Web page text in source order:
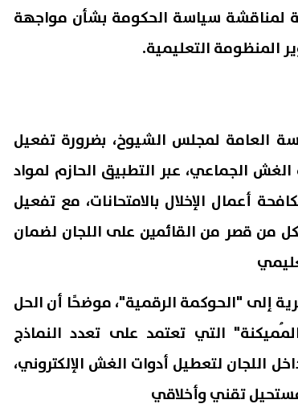
لمناقشة سياسة الحكومة بشأن مواجهة
المنظومة التعليمية.
العامة لمجلس الشيوخ، بضرورة تفعيل
الجماعي، عبر التطبيق الحازم لمواد
لسنة 2020 بشأن مكافحة أعمال الإخلال بالامتحانات، مع تفعيل
من قصر من القائمين على اللجان لضمان
إلى "الحوكمة الرقمية"، موضحًا أن الحل
التي تعتمد على تعدد النماذج
اللجان لتعطيل أدوات الغش الإلكتروني،
تقني وأخلاقي
مصفاة الزاوية
خطوط المحمول المسجلة باسمك